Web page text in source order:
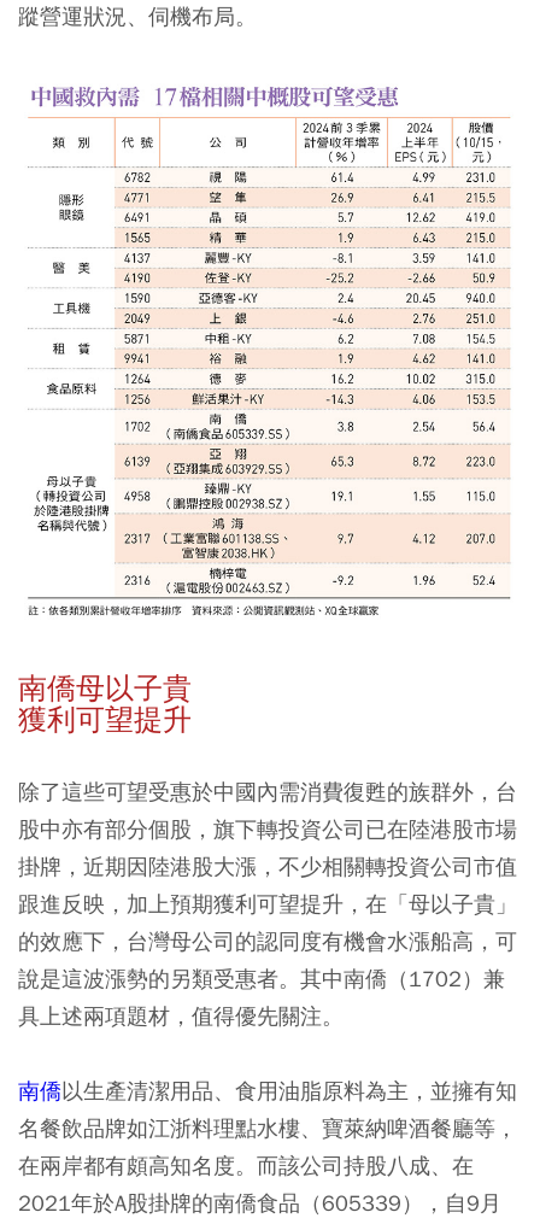
蹤營運狀況、伺機布局。
南僑母以子貴
獲利可望提升
除了這些可望受惠於中國內需消費復甦的族群外，台
股中亦有部分個股，旗下轉投資公司已在陸港股市場
掛牌，近期因陸港股大漲，不少相關轉投資公司市值
跟進反映，加上預期獲利可望提升，在「母以子貴」
的效應下，台灣母公司的認同度有機會水漲船高，可
說是這波漲勢的另類受惠者。其中南僑（1702）兼
具上述兩項題材，值得優先關注。
南僑以生產清潔用品、食用油脂原料為主，並擁有知
名餐飲品牌如江浙料理點水樓、寶萊納啤酒餐廳等，
在兩岸都有頗高知名度。而該公司持股八成、在
2021年於A股掛牌的南僑食品（605339），自9月